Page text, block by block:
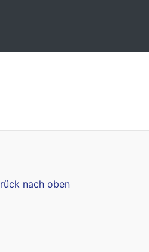
nach oben